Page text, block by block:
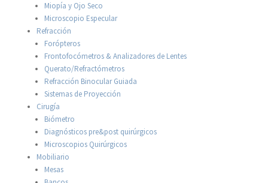
Miopía y Ojo Seco
Microscopio Especular
Refracción
Forópteros
Frontofocómetros & Analizadores de Lentes
Querato/Refractómetros
Refracción Binocular Guiada
Sistemas de Proyección
Cirugía
Biómetro
Diagnósticos pre&post quirúrgicos
Microscopios Quirúrgicos
Mobiliario
Mesas